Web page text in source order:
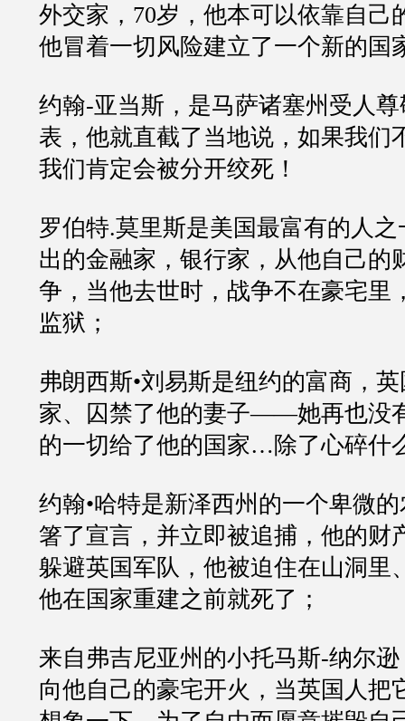
外交家，70岁，他本可以依靠自
他冒着一切风险建立了一个新的国
约翰-亚当斯，是马萨诸塞州受人
表，他就直截了当地说，如果我们
我们肯定会被分开绞死！
罗伯特.莫里斯是美国最富有的人
出的金融家，银行家，从他自己的
争，当他去世时，战争不在豪宅里
监狱；
弗朗西斯•刘易斯是纽约的富商，
家、囚禁了他的妻子——她再也没
的一切给了他的国家…除了心碎什
约翰•哈特是新泽西州的一个卑微
箸了宣言，并立即被追捕，他的财
躲避英国军队，他被迫住在山洞里
他在国家重建之前就死了；
来自弗吉尼亚州的小托马斯-纳尔
向他自己的豪宅开火，当英国人